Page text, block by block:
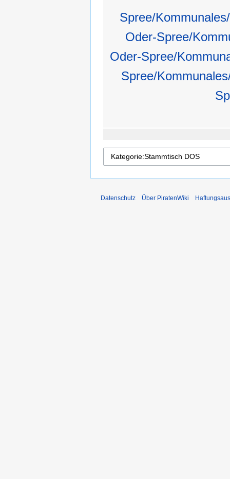
Spree/
Oder-Spree/
Oder-Spree/
Spree/
Datenschutz Über PiratenWiki